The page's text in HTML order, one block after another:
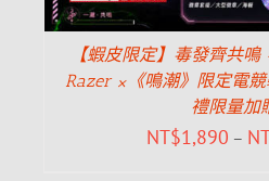
【蝦皮限定】毒發齊共
Razer ×《鳴潮》限定電
禮限量加
NT$1,890 –